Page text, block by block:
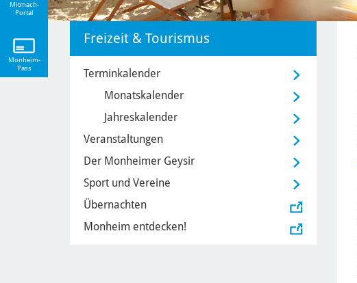
Freizeit & Tourismus
Terminkalender
Monatskalender
Jahreskalender
Veranstaltungen
Der Monheimer Geysir
Sport und Vereine
Übernachten
Monheim entdecken!
Mitmach-
Portal
Monheim-
Pass